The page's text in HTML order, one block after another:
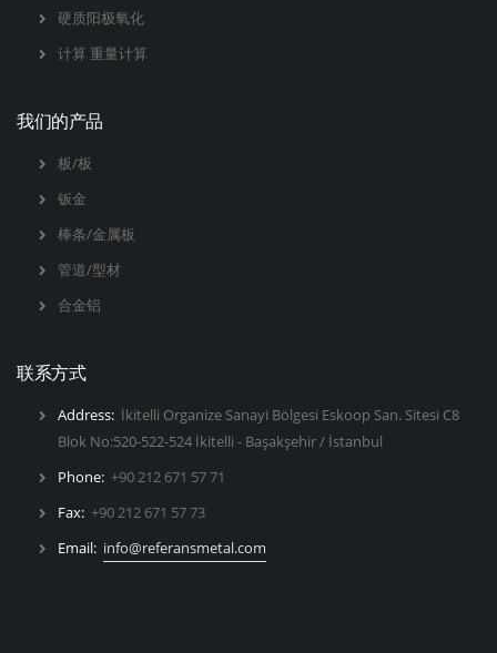
硬质阳极氧化
计算 重量计算
我们的产品
板/板
钣金
棒条/金属板
管道/型材
合金铝
联系方式
Address: İkitelli Organize Sanayi Bölgesi Eskoop San. Sitesi C8
Blok No:520-522-524 İkitelli - Başakşehir / İstanbul
Phone: +90 212 671 57 71
Fax: +90 212 671 57 73
Email: info@referansmetal.com